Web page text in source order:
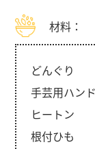
材料：
どんぐり
手芸用ハン
ヒートン
根付ひも